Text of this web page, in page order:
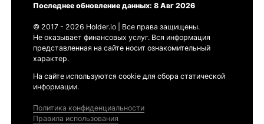
Последнее обновление данных: 8 Авг 2026
© 2017 - 2026 Holder.io | Все права защищены.
Не оказывает финансовых услуг. Вся информация
представленная на сайте носит ознакомительный
характер.
На сайте используются cookie для сбора статической
информации.
Политика конфиденциальности
Правила использования